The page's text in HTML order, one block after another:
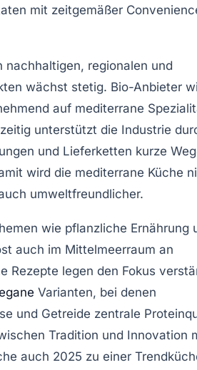
mit zeitgemäßer
nachhaltigen, regionalen und
wächst stetig. Bio-Anbieter
auf mediterrane
unterstützt die Industrie
und Lieferketten kurze
wird die mediterrane Küche
umweltfreundlicher.
wie pflanzliche Ernährung
auch im Mittelmeerraum an
Rezepte legen den Fokus
Varianten, bei denen
und Getreide zentrale
Tradition und Innovation
auch 2025 zu einer